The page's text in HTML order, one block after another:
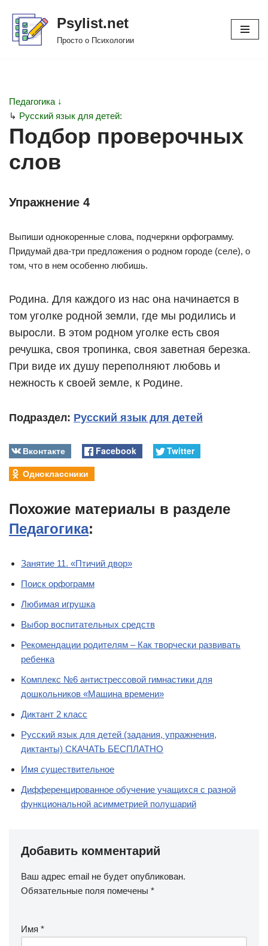
Перейти
Psylist.net
Просто о Психологии
Педагогика ↓
↳ Русский язык для детей:
Подбор проверочных
слов
Упражнение 4
Выпиши однокоренные слова, подчеркни орфограмму.
Придумай два-три предложения о родном городе (селе), о
том, что в нем особенно любишь.
Родина. Для каждого из нас она начинается в
том уголке родной земли, где мы родились и
выросли. В этом родном уголке есть своя
речушка, своя тропинка, своя заветная березка.
При виде их душу переполняют любовь и
нежность к своей земле, к Родине.
Подраздел: Русский язык для детей
Вконтакте Facebook
Twitter
Одноклассники
Похожие материалы в разделе
Педагогика:
Занятие 11. «Птичий двор»
Поиск орфограмм
Любимая игрушка
Выбор воспитательных средств
Рекомендации родителям – Как творчески развивать
ребенка
Комплекс №6 антистрессовой гимнастики для
дошкольников «Машина времени»
Диктант 2 класс
Русский язык для детей (задания, упражнения,
диктанты) СКАЧАТЬ БЕСПЛАТНО
Имя существительное
Дифференцированное обучение учащихся с разной
функциональной асимметрией полушарий
Добавить комментарий
Ваш адрес email не будет опубликован.
Обязательные поля помечены *
Имя *